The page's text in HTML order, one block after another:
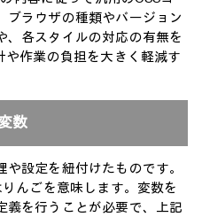
ブラウザの種類やバージョン
、各スタイルの対応の有無を
作業の負担を大きく軽減す
数
や設定を紐付けたものです。
んごを意味します。変数を
義を行うことが必要で、上記